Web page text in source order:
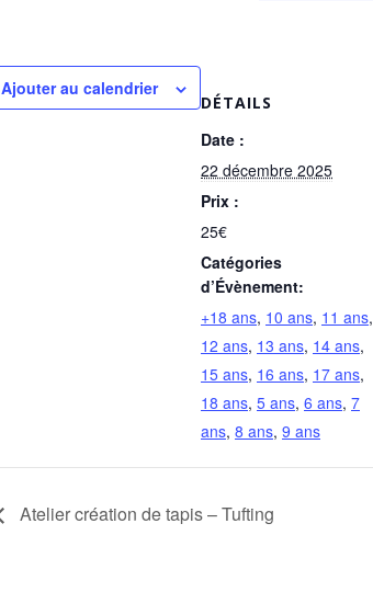
Ajouter au calendrier
DÉTAILS
Date :
22 décembre 2025
Prix :
25€
Catégories
d’Évènement:
+18 ans, 10 ans, 11 ans,
12 ans, 13 ans, 14 ans,
15 ans, 16 ans, 17 ans,
18 ans, 5 ans, 6 ans, 7
ans, 8 ans, 9 ans
Atelier création de tapis – Tufting